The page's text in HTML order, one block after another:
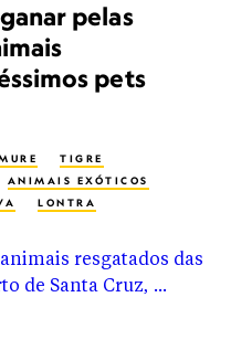
pelas
pets
TIGRE
ANIMAIS EXÓTICOS
LONTRA